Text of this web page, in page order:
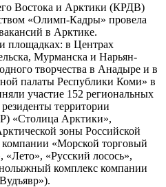
Востока и Арктики (КРДВ)
«Олимп-Кадры» провела
в Арктике.
площадках: в Центрах
Мурманска и Нарьян-
творчества в Анадыре и в
палаты Республики Коми» в
участие 152 региональных
территории
«Столица Арктики»,
зоны Российской
«Морской торговый
«Русский лосось»,
комплекс компании